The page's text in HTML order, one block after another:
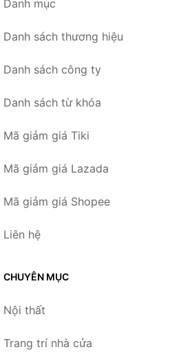
Danh mục
Danh sách thương hiệu
Danh sách công ty
Danh sách từ khóa
Mã giảm giá Tiki
Mã giảm giá Lazada
Mã giảm giá Shopee
Liên hệ
CHUYÊN MỤC
Nội thất
Trang trí nhà cửa